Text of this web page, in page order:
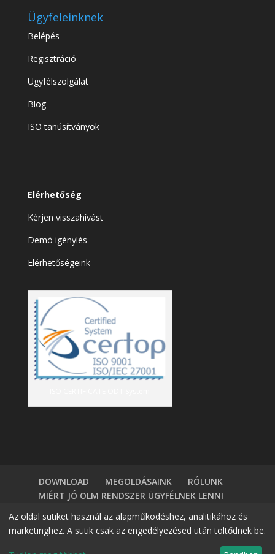
Ügyfeleinknek
Belépés
Regisztráció
Ügyfélszolgálat
Blog
ISO tanúsítványok
Elérhetőség
Kérjen visszahívást
Demó igénylés
Elérhetőségeink
DOWNLOAD MEGOLDÁSAINK
RÓLUNK
MIÉRT JÓ OLM RENDSZER ÜGYFÉLNEK LENNI
BELÉPÉS
DEMÓ IGÉNYLÉS KAPCSOLAT
Az oldal sütiket használ az alapműködéshez, analitikához és
marketinghez. A sütik csak az engedélyezésed után töltődnek be.